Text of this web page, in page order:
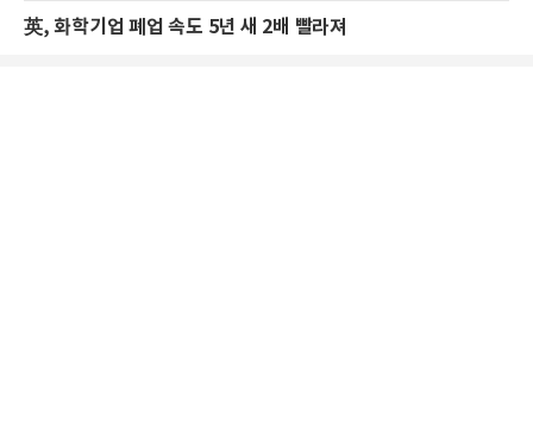
英, 화학기업 폐업 속도 5년 새 2배 빨라져